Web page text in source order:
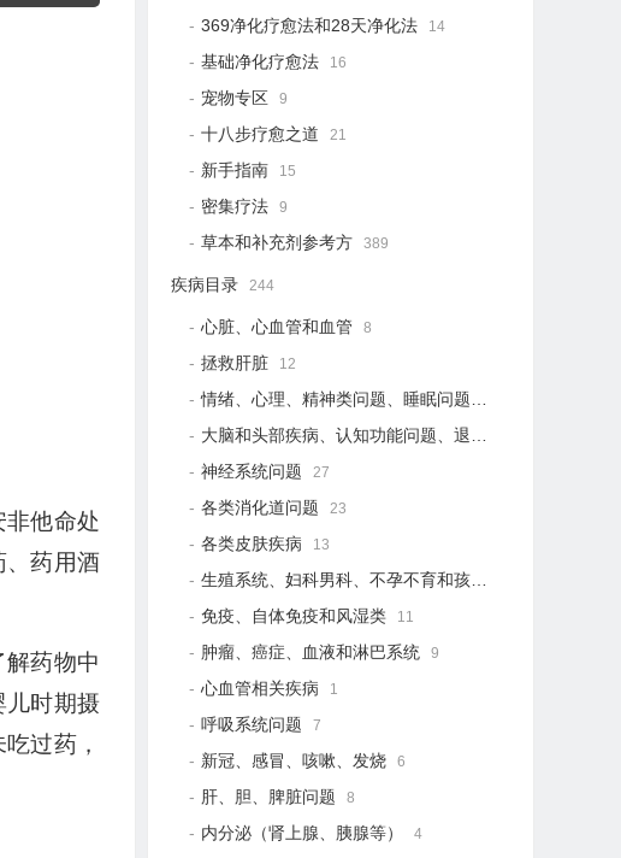
用
量。
他命处
、药用酒
药物中
儿时期摄
过药，
369净化疗愈法和28天净化法 14
基础净化疗愈法 16
宠物专区 9
十八步疗愈之道 21
新手指南 15
密集疗法 9
草本和补充剂参考方 389
疾病目录 244
心脏、心血管和血管 8
拯救肝脏 12
情绪、心理、精神类问题、睡眠问题 18
大脑和头部疾病、认知功能问题、退行性疾病
神经系统问题 27
各类消化道问题 23
各类皮肤疾病 13
生殖系统、妇科男科、不孕不育和孩子健康
免疫、自体免疫和风湿类 11
肿瘤、癌症、血液和淋巴系统 9
心血管相关疾病 1
呼吸系统问题 7
新冠、感冒、咳嗽、发烧 6
肝、胆、脾脏问题 8
内分泌（肾上腺、胰腺等） 4